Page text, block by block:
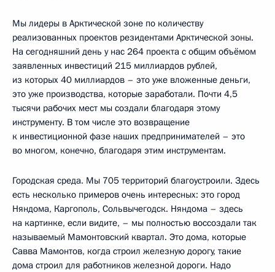
Мы лидеры в Арктической зоне по количеству
реализованных проектов резидентами Арктической зоны.
На сегодняшний день у нас 264 проекта с общим объёмом
заявленных инвестиций 215 миллиардов рублей,
из которых 40 миллиардов – это уже вложенные деньги,
это уже производства, которые заработали. Почти 4,5
тысячи рабочих мест мы создали благодаря этому
инструменту. В том числе это возвращение
к инвестиционной фазе наших предпринимателей – это
во многом, конечно, благодаря этим инструментам.
Городская среда. Мы 705 территорий благоустроили. Здесь
есть несколько примеров очень интересных: это город
Няндома, Каргополь, Сольвычегодск. Няндома – здесь
на картинке, если видите, – мы полностью воссоздали так
называемый Мамонтовский квартал. Это дома, которые
Савва Мамонтов, когда строил железную дорогу, такие
дома строил для работников железной дороги. Надо